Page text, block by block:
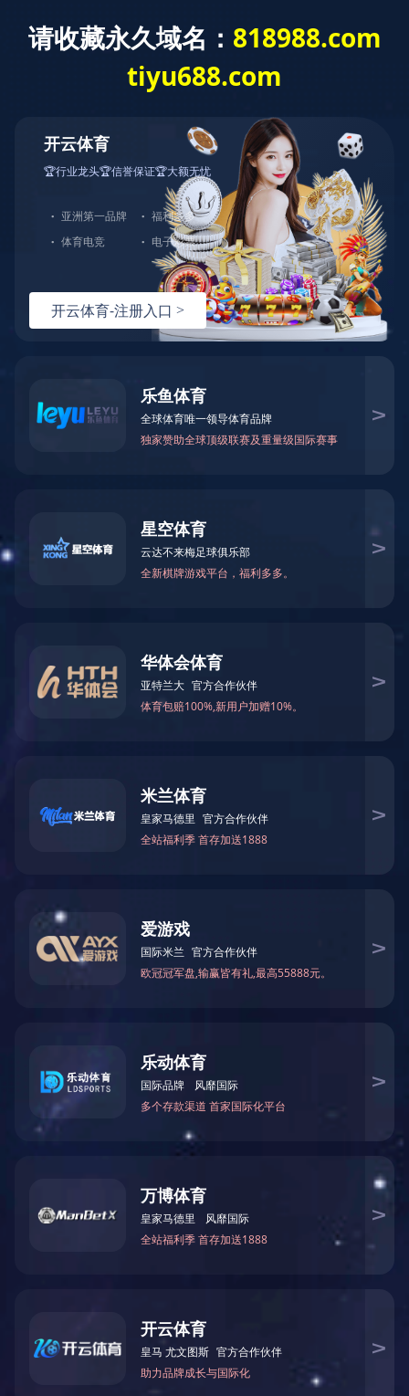
开云网页版登录入口-开云（中国）
开云网页版登录入口-开云（中国）
ERP产品
ERP方案 案例
服务
广东总部咨询电话：
400-600-4155
塑胶制品ERP软件
汽车配件ERP软件 机械制造ERP系统
家用电器ERP系统
家具行业ERP软件
化工行业ERP系统 玩具行业ERP系统 机器人ERP软件
关于顺景
制造企业信息化管
理
解决方案服务商
开云网页版登录入口-开云（中国）>ERP方案 照明行业ERP软件